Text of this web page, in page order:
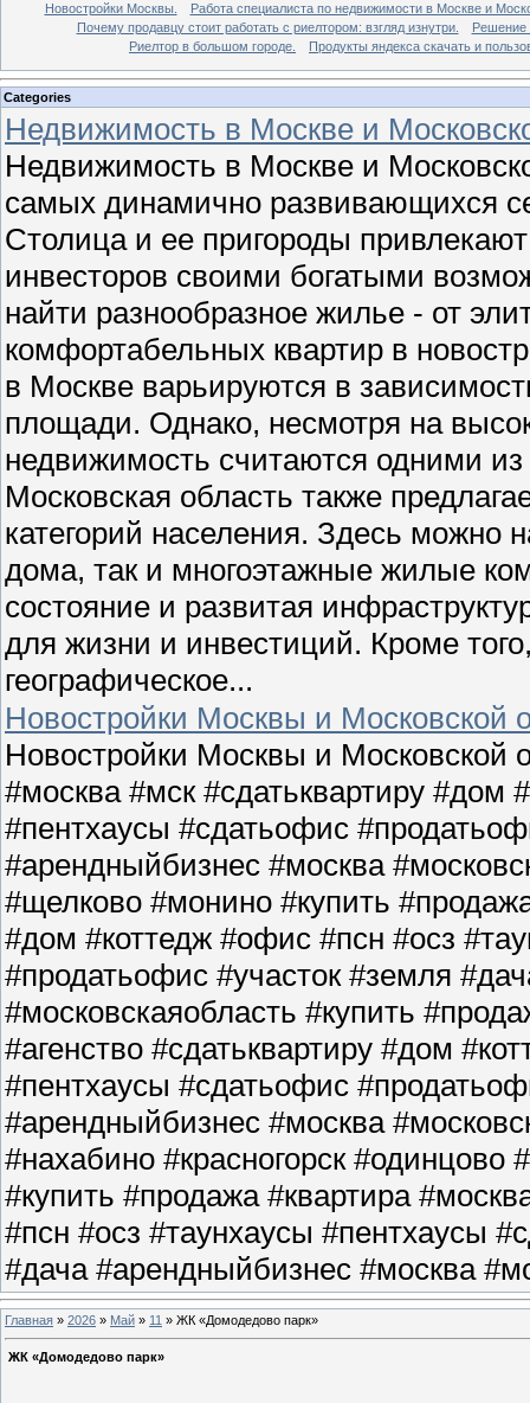
Новостройки Москвы.
Работа специалиста по недвижимости в Москве и
Почему продавцу стоит работать с риелтором: взгляд изнутри.
Решение
Риелтор в большом городе.
Продукты яндекса скачать и
Categories
Недвижимость в Москве и
Недвижимость в Москве и
самых динамично развивающихся
Столица и ее пригороды
инвесторов своими богатыми
найти разнообразное жилье - от
комфортабельных квартир в
в Москве варьируются в
площади. Однако, несмотря на
недвижимость считаются одними
Московская область также
категорий населения. Здесь можно
дома, так и многоэтажные жилые
состояние и развитая
для жизни и инвестиций. Кроме
географическое...
Новостройки Москвы и Московской
Новостройки Москвы и Московской
#москва #мск #сдатьквартиру #дом
#пентхаусы #сдатьофис
#арендныйбизнес #москва
#щелково #монино #купить
#дом #коттедж #офис #псн #осз
#продатьофис #участок #земля
#московскаяобласть #купить
#агенство #сдатьквартиру #дом
#пентхаусы #сдатьофис
#арендныйбизнес #москва
#нахабино #красногорск
#купить #продажа #квартира
#псн #осз #таунхаусы #пентхаусы
#дача #арендныйбизнес #москва
Главная » 2026 » Май » 11 » ЖК «Домодедово парк»
ЖК «Домодедово парк»